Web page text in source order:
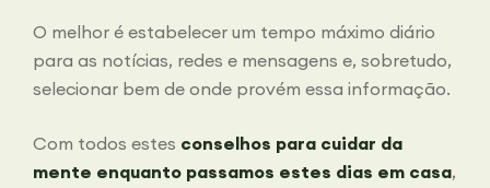
O melhor é estabelecer um tempo máximo diário
para as notícias, redes e mensagens e, sobretudo,
selecionar bem de onde provém essa informação.
Com todos estes conselhos para cuidar da
mente enquanto passamos estes dias em casa,